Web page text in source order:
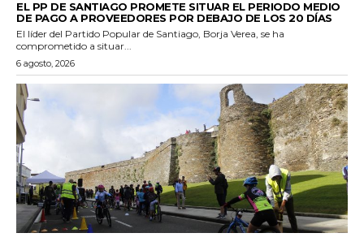
EL PP DE SANTIAGO PROMETE SITUAR EL PERIODO MEDIO
DE PAGO A PROVEEDORES POR DEBAJO DE LOS 20 DÍAS
El líder del Partido Popular de Santiago, Borja Verea, se ha
comprometido a situar...
6 agosto, 2026